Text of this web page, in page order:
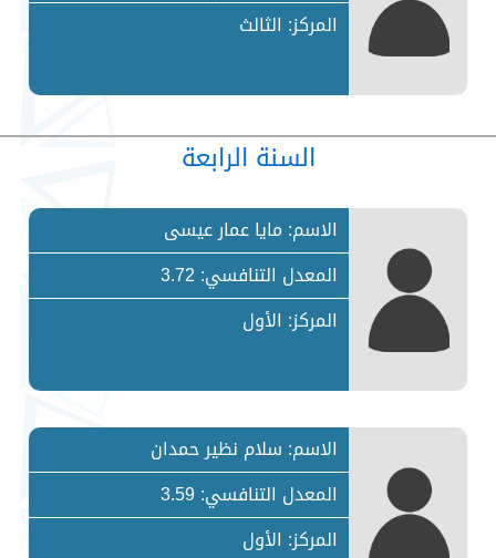
المركز: الثالث
السنة الرابعة
الاسم: مايا عمار عيسى
المعدل التنافسي: 3.72
المركز: الأول
الاسم: سلام نظير حمدان
المعدل التنافسي: 3.59
المركز: الأول